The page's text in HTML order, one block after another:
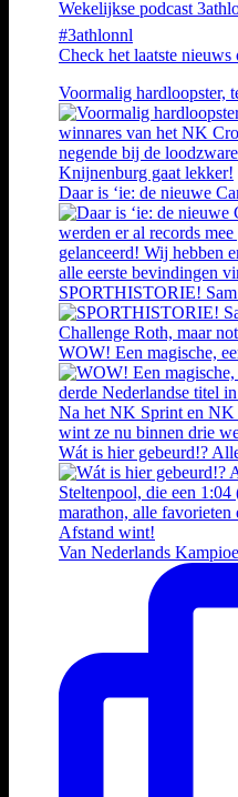
Wekelijkse podcast
#3athlonnl
Check het laatste nieuws
Voormalig hardloopster,
Daar is ‘ie: de nieuwe
SPORTHISTORIE!
WOW! Een magische,
Wát is hier gebeurd!?
Van Nederlands